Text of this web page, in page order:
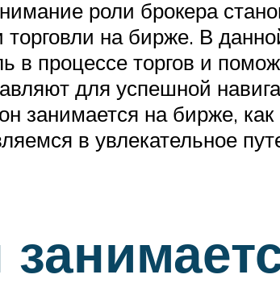
роли брокера
на бирже. В
в процессе торгов и
для успешной
занимается на бирже, как
в увлекательное